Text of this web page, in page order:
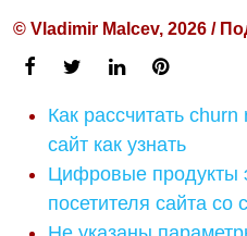
© Vladimir Malcev, 2026 /
Как рассчитать
сайт как узнать
Цифровые продукты
посетителя сайта со